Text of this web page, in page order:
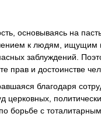
основываясь на
к людям,
заблуждений.
и достоинстве
благодаря
борьбе с